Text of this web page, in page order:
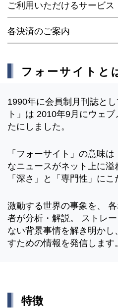
ご利用いただけるサービス
各決済のご案内
フォーサイトと
1990年に会員制月刊誌と
ト」は 2010年9月にウェ
たにしました。
「フォーサイト」の意味
なニュースがネット上に溢
「深さ」と「専門性」にこ
激動する世界の事象を、
者が分析・解説。 ストレ
ない背景事情を解き明かし
すための情報を発信します。
特徴